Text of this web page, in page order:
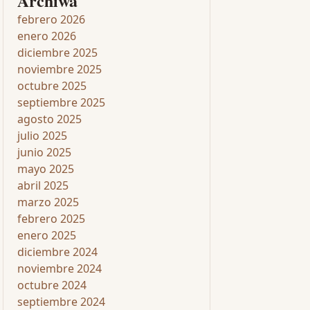
febrero 2026
enero 2026
diciembre 2025
noviembre 2025
octubre 2025
septiembre 2025
agosto 2025
julio 2025
junio 2025
mayo 2025
abril 2025
marzo 2025
febrero 2025
enero 2025
diciembre 2024
noviembre 2024
octubre 2024
septiembre 2024